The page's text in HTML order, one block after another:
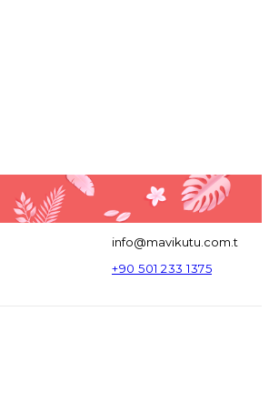
info@mavikutu.com.t
+90 501 233 1375